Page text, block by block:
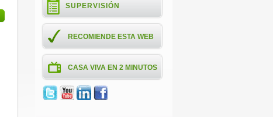
SUPERVISIÓN
RECOMIENDE ESTA WEB
CASA VIVA EN 2 MINUTOS